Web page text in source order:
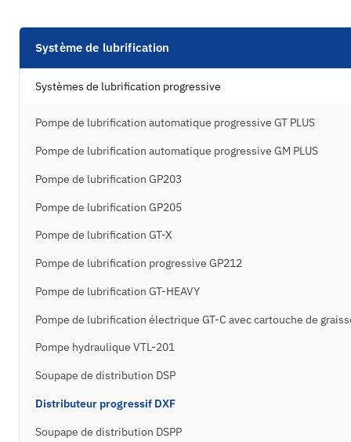
Système de lubrification
Systèmes de lubrification progressive
Pompe de lubrification automatique progressive GT PLUS
Pompe de lubrification automatique progressive GM PLUS
Pompe de lubrification GP203
Pompe de lubrification GP205
Pompe de lubrification GT-X
Pompe de lubrification progressive GP212
Pompe de lubrification GT-HEAVY
Pompe de lubrification électrique GT-C avec cartouche de
Pompe hydraulique VTL-201
Soupape de distribution DSP
Distributeur progressif DXF
Soupape de distribution DSPP